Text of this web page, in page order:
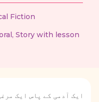
Fiction
, Story with lesson
ایک آدمی کے پاس ایک